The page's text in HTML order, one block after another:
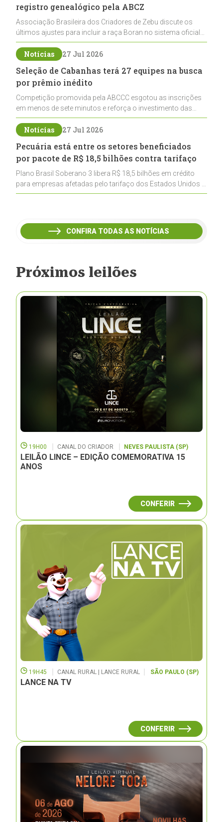
registro genealógico pela ABCZ
Associação Brasileira dos Criadores de Zebu discute os
últimos ajustes para incluir a raça Boran no sistema oficial
de registros, abrindo caminho para sua expansão na
pecuária nacional
Notícias 27 Jul 2026
Seleção de Cabanhas terá 27 equipes na busca
por prêmio inédito
Competição promovida pela ABCCC esgotou as inscrições
em menos de sete minutos e reforça o investimento das
cabanhas na seleção genética de Cavalos Crioulos voltados
ao laço
Notícias 27 Jul 2026
Pecuária está entre os setores beneficiados
por pacote de R$ 18,5 bilhões contra tarifaço
Plano Brasil Soberano 3 libera R$ 18,5 bilhões em crédito
para empresas afetadas pelo tarifaço dos Estados Unidos e
inclui a pecuária entre os setores estratégicos
CONFIRA TODAS AS NOTÍCIAS
Próximos leilões
19H00 CANAL DO CRIADOR NEVES PAULISTA (SP)
LEILÃO LINCE – EDIÇÃO COMEMORATIVA 15
ANOS
CONFERIR
19H45 CANAL RURAL | LANCE RURAL SÃO PAULO (SP)
LANCE NA TV
CONFERIR